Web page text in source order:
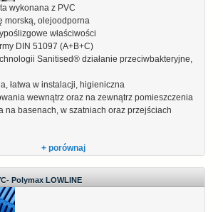
wykonana z PVC
morską, olejoodporna
właściwości
DIN 51097 (A+B+C)
Sanitised® działanie przeciwbakteryjne,
łatwa w instalacji, higieniczna
wewnątrz oraz na zewnątrz pomieszczenia
na basenach, w szatniach oraz przejściach
+ porównaj
Polymax LOWLINE